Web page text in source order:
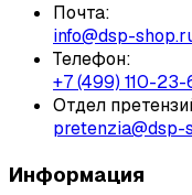
Почта:
info@dsp-
Телефон:
+7 (499) 110-23-
Отдел
pretenzia@dsp-
Информация